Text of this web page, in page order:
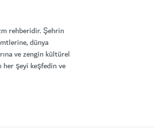
rehberidir. Şehrin
dünya
ve zengin kültürel
her şeyi keşfedin ve